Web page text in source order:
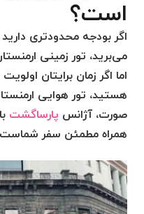
است؟
اگر بودجه محدودتری
می‌برید، تور زمینی
اما اگر زمان برایتان
هستید، تور هوایی
صورت، آژانس پارساگشت
همراه مطمئن سفر